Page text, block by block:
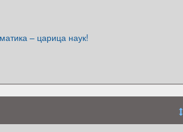
– царица наук!